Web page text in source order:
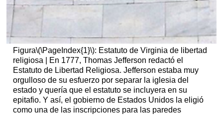
Figura\(\PageIndex{1}\): Estatuto de Virginia de libertad
religiosa | En 1777, Thomas Jefferson redactó el
Estatuto de Libertad Religiosa. Jefferson estaba muy
orgulloso de su esfuerzo por separar la iglesia del
estado y quería que el estatuto se incluyera en su
epitafio. Y así, el gobierno de Estados Unidos la eligió
como una de las inscripciones para las paredes